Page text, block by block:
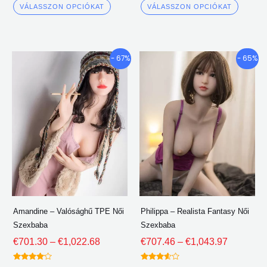
3.50
ki 5
VÁLASSZON OPCIÓKAT
5.00
ki 5
VÁLASSZON OPCIÓKAT
- 67%
Amandine – Valósághű TPE Női
Szexbaba
€701.30 – €1,022.68
Árkategória:
€701.30
keresztül
€1,022.68
Ennek
a
terméknek
több
változata
van.
lehetőségeket
választani
- 65%
Philippa – Realista Fantasy Női
Szexbaba
€707.46 – €1,043.97
€707.46
keresztül
Ennek
a